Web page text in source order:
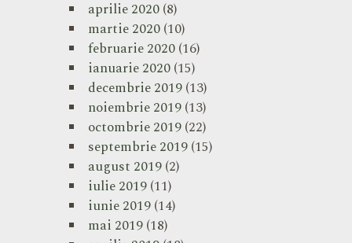
aprilie 2020(8)
martie 2020(10)
februarie 2020(16)
ianuarie 2020(15)
decembrie 2019(13)
noiembrie 2019(13)
octombrie 2019(22)
septembrie 2019(15)
august 2019(2)
iulie 2019(11)
iunie 2019(14)
mai 2019(18)